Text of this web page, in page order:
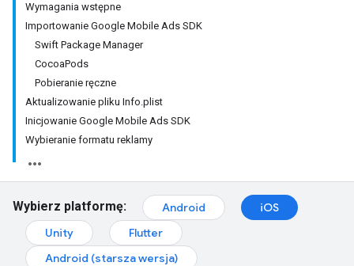
Wymagania wstępne
Importowanie Google Mobile Ads SDK
Swift Package Manager
CocoaPods
Pobieranie ręczne
Aktualizowanie pliku Info.plist
Inicjowanie Google Mobile Ads SDK
Wybieranie formatu reklamy
Wybierz platformę: Android
iOS
Unity
Flutter
Android (starsza wersja)